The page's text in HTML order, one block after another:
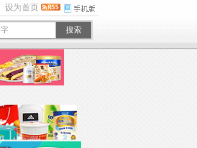
设为首页
搜索